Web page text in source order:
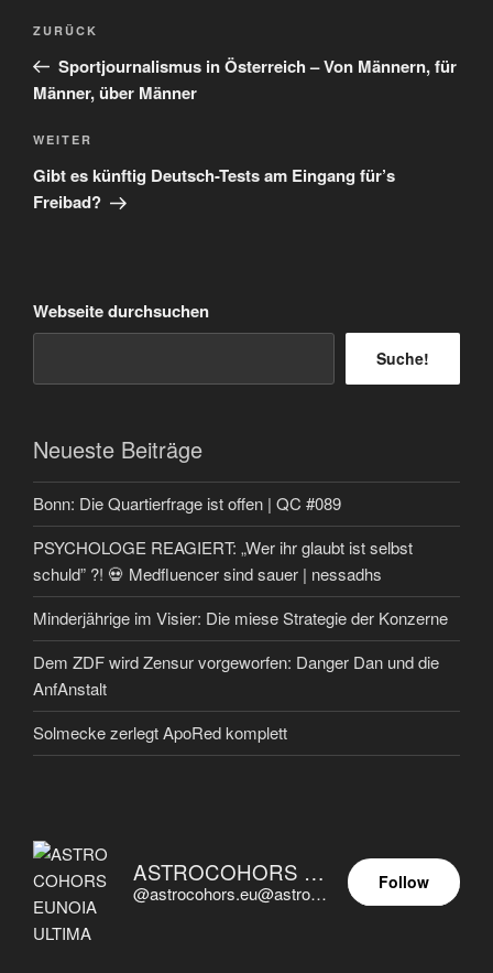
Beitragsnavigation
Vorheriger
Beitrag
ZURÜCK
Sportjournalismus in Österreich – Von Männern, für
Männer, über Männer
Nächster
Beitrag
WEITER
Gibt es künftig Deutsch-Tests am Eingang für’s
Freibad?
Webseite durchsuchen
Suche!
Neueste Beiträge
Bonn: Die Quartierfrage ist offen | QC #089
PSYCHOLOGE REAGIERT: „Wer ihr glaubt ist selbst
schuld” ?! 💀 Medfluencer sind sauer | nessadhs
Minderjährige im Visier: Die miese Strategie der Konzerne
Dem ZDF wird Zensur vorgeworfen: Danger Dan und die
AnfAnstalt
Solmecke zerlegt ApoRed komplett
ASTROCOHORS EUNOIA ULTIMA
@astrocohors.eu@astrocohors.eu
Follow